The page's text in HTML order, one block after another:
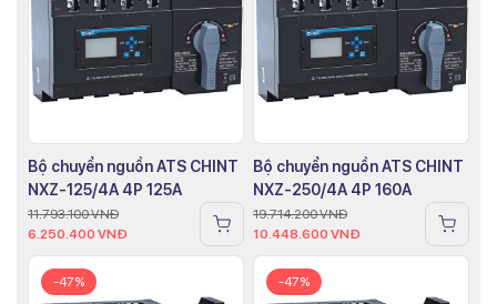
Bộ chuyển nguồn ATS CHINT
NXZ-125/4A 4P 125A
11.793.100VNĐ
6.250.400 VNĐ
Bộ chuyển nguồn ATS CHINT
NXZ-250/4A 4P 160A
19.714.200VNĐ
10.448.600 VNĐ
-47% -47%